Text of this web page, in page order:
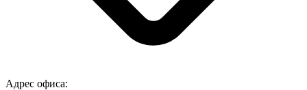
Адрес офиса: